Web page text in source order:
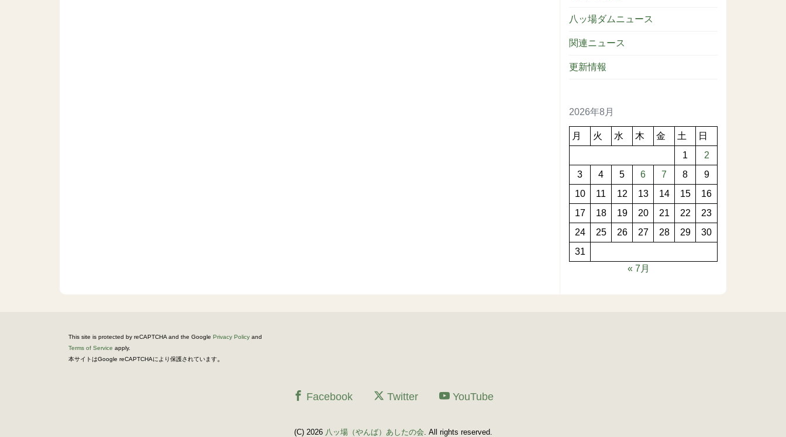
八ッ場ダムニュース
関連ニュース
更新情報
2026年8月
月 火 水 木 金 土
日
1
2
3
4 5 6 7 8
9
10
11 12 13 14 15
16
17
18 19 20 21 22
23
24
25 26 27 28 29
30
31
« 7月
This site is protected by reCAPTCHA and the Google Privacy Policy and
Terms of Service apply.
本サイトはGoogle reCAPTCHAにより保護されています。
Facebook Twitter YouTube
(C) 2026 八ッ場（やんば）あしたの会. All rights reserved.